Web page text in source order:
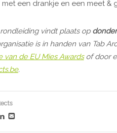
een drankje en een meet &
vindt plaats op
is in handen van Tab
van de EU Mies Awardsof door
.